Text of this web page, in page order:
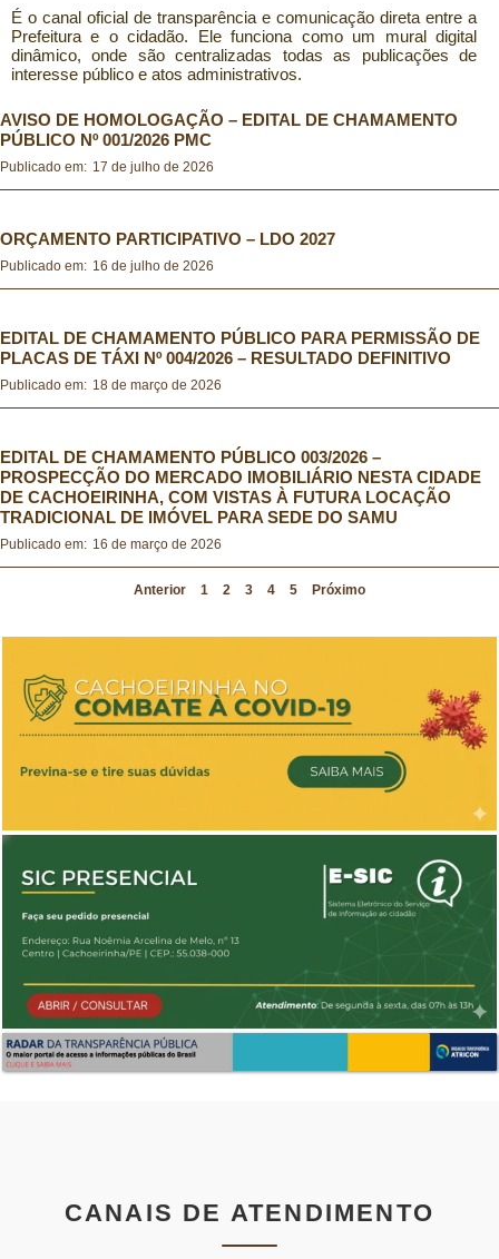
Seleção Simplificada Gestores Escolares 2023
Programa Mais Alfabetização 2019
Programa Mais Alfabetização 2018
Seleção Simplificada Educação 2022
Seleção Simplificada Educação 2017
Seleção Simplificada Saúde 2019
Seleção Simplificada Saúde 2017
É o canal oficial de transparência e comunicação direta entre a
Prefeitura e o cidadão. Ele funciona como um mural digital
dinâmico, onde são centralizadas todas as publicações de
interesse público e atos administrativos.
AVISO DE HOMOLOGAÇÃO – EDITAL DE CHAMAMENTO
PÚBLICO Nº 001/2026 PMC
Publicado em: 17 de julho de 2026
ORÇAMENTO PARTICIPATIVO – LDO 2027
Publicado em: 16 de julho de 2026
EDITAL DE CHAMAMENTO PÚBLICO PARA PERMISSÃO DE
PLACAS DE TÁXI Nº 004/2026 – RESULTADO DEFINITIVO
Publicado em: 18 de março de 2026
EDITAL DE CHAMAMENTO PÚBLICO 003/2026 –
PROSPECÇÃO DO MERCADO IMOBILIÁRIO NESTA CIDADE
DE CACHOEIRINHA, COM VISTAS À FUTURA LOCAÇÃO
TRADICIONAL DE IMÓVEL PARA SEDE DO SAMU
Publicado em: 16 de março de 2026
Anterior 1 2 3 4 5 Próximo
CANAIS DE ATENDIMENTO